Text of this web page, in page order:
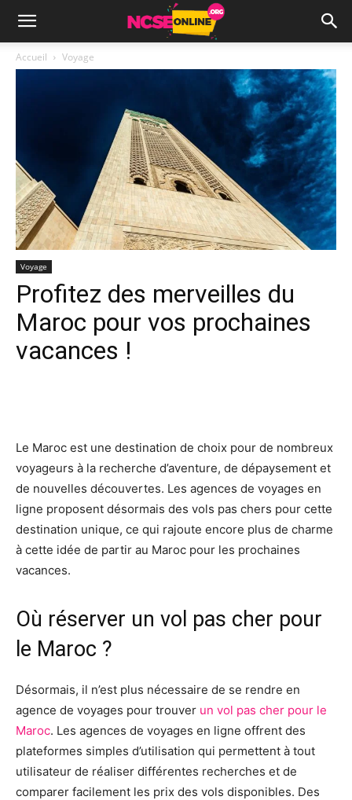
Accueil Voyage
Voyage
Profitez des merveilles du
Maroc pour vos prochaines
vacances !
Le Maroc est une destination de choix pour de nombreux
voyageurs à la recherche d’aventure, de dépaysement et
de nouvelles découvertes. Les agences de voyages en
ligne proposent désormais des vols pas chers pour cette
destination unique, ce qui rajoute encore plus de charme
à cette idée de partir au Maroc pour les prochaines
vacances.
Où réserver un vol pas cher pour
le Maroc ?
Désormais, il n’est plus nécessaire de se rendre en
agence de voyages pour trouver un vol pas cher pour le
Maroc. Les agences de voyages en ligne offrent des
plateformes simples d’utilisation qui permettent à tout
utilisateur de réaliser différentes recherches et de
comparer facilement les prix des vols disponibles. Des